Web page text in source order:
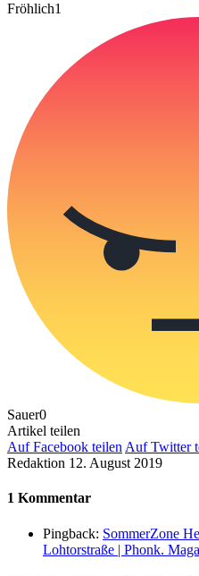
Fröhlich1
Sauer0
Artikel teilen
Auf Facebook teilen Auf Twitter
Redaktion 12. August 2019
1 Kommentar
Pingback: SommerZone
Lohtorstraße | Phonk.